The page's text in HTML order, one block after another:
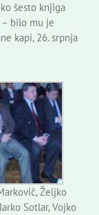
šesto knjiga
bilo mu je
kapi, 26. srpnja
Željko
Sotlar, Vojko